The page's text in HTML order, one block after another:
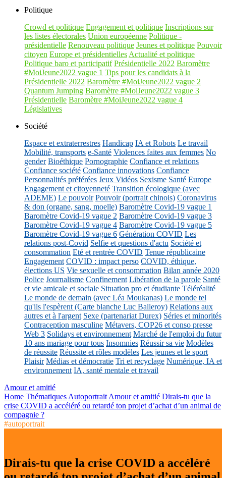
Politique
Crowd et politique Engagement et politique Inscriptions sur
les listes électorales Union européenne Politique -
présidentielle Renouveau politique Jeunes et politique Pouvoir
citoyen Europe et présidentielles Actualité et politique
Politique baro et participatif Présidentielle 2022 Baromètre
#MoiJeune2022 vague 1 Tips pour les candidats à la
Présidentielle 2022 Baromètre #MoiJeune2022 vague 2
Quantum Jumping Baromètre #MoiJeune2022 vague 3
Présidentielle Baromètre #MoiJeune2022 vague 4
Législatives
Société
Espace et extraterrestres Handicap IA et Robots Le travail
Mobilité, transports e-Santé Violences faites aux femmes No
gender Bioéthique Pornographie Confiance et relations
Confiance société Confiance innovations Confiance
Personnalités préférées Jeux Vidéos Sexisme Santé Europe
Engagement et citoyenneté Transition écologique (avec
ADEME) Le pouvoir Pouvoir (portrait chinois) Coronavirus
& don (organe, sang, moelle) Baromètre Covid-19 vague 1
Baromètre Covid-19 vague 2 Baromètre Covid-19 vague 3
Baromètre Covid-19 vague 4 Baromètre Covid-19 vague 5
Baromètre Covid-19 vague 6 Génération COVID Les
relations post-Covid Selfie et questions d'actu Société et
consommation Eté et rentrée COVID Tenue républicaine
Engagement COVID : impact perso COVID, éthique,
élections US Vie sexuelle et consommation Bilan année 2020
Police Journalisme Confinement Libération de la parole Santé
et vie amicale et sociale Situation pro et étudiante Téléréalité
Le monde de demain (avec Léa Moukanas) Le monde tel
qu'ils l'espèrent (Carte blanche Luc Balleroy) Relations aux
autres et à l'argent Sexe (partenariat Durex) Séries et minorités
Contraception masculine Métavers, COP26 et conso presse
Web 3 Solidays et environnement Marché de l'emploi du futur
10 ans mariage pour tous Insomnies Réussir sa vie Modèles
de réussite Réussite et rôles modèles Les jeunes et le sport
Plaisir Médias et démocratie Tri et recyclage Numérique, IA et
environnement IA, santé mentale et travail
Amour et amitié
Home Thématiques Autoportrait Amour et amitié Dirais-tu que la
crise COVID a accéléré ou retardé ton projet d’achat d’un animal de
compagnie ?
#autoportrait
Dirais-tu que la crise COVID a accéléré